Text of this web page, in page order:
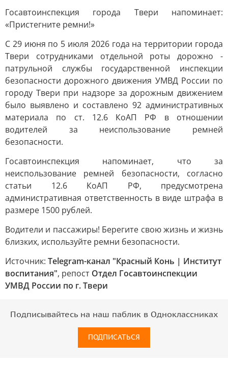
Госавтоинспекция города Твери напоминает:
«Пристегните ремни!»
С 29 июня по 5 июля 2026 года на территории города
Твери сотрудниками отдельной роты дорожно -
патрульной службы государственной инспекции
безопасности дорожного движения УМВД России по
городу Твери при надзоре за дорожным движением
было выявлено и составлено 92 административных
материала по ст. 12.6 КоАП РФ в отношении
водителей за неиспользование ремней
безопасности.
Госавтоинспекция напоминает, что за
неиспользование ремней безопасности, согласно
статьи 12.6 КоАП РФ, предусмотрена
административная ответственность в виде штрафа в
размере 1500 рублей.
Водители и пассажиры! Берегите свою жизнь и жизнь
близких, используйте ремни безопасности.
Источник: Telegram-канал "Красный Конь | Институт
воспитания", репост Отдел Госавтоинспекции
УМВД России по г. Твери
Подписывайтесь на наш паблик в Одноклассниках
ПОДПИСАТЬСЯ